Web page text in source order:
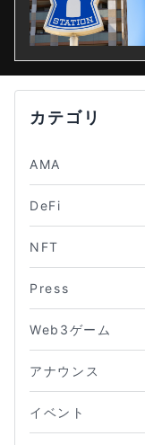
カテゴリ
AMA
DeFi
NFT
Press
Web3ゲーム
アナウンス
イベント